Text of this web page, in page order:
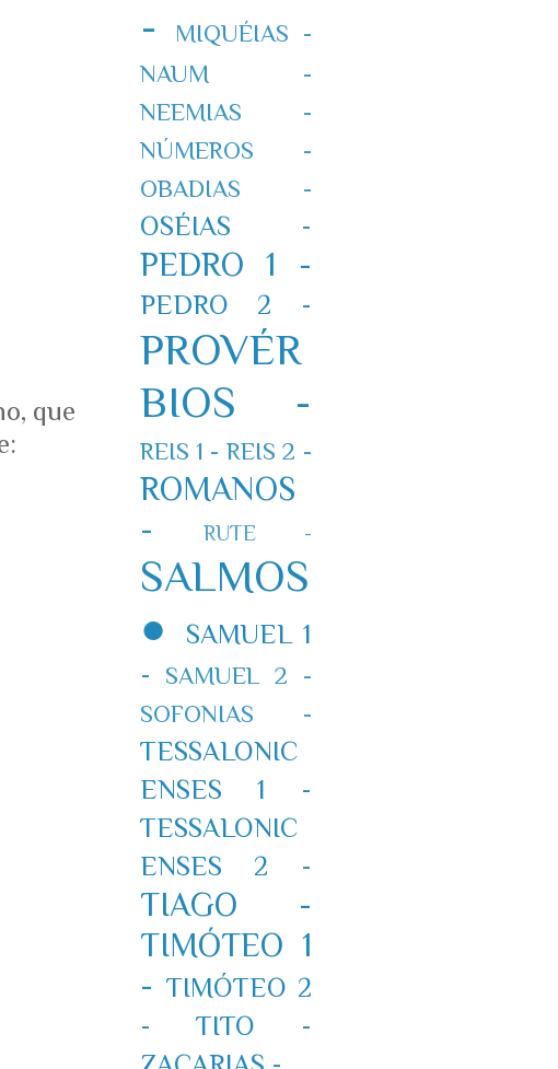
que
-
MIQUÉIAS -
NAUM -
NEEMIAS -
NÚMEROS -
OBADIAS -
OSÉIAS -
PEDRO 1 -
PEDRO 2 -
PROVÉR
BIOS -
REIS 1 - REIS 2 -
ROMANOS
-
RUTE -
SALMOS
●
SAMUEL 1
-
SAMUEL 2 -
SOFONIAS -
TESSALONIC
ENSES 1 -
TESSALONIC
ENSES 2 -
TIAGO -
TIMÓTEO 1
- TIMÓTEO 2
-
TITO -